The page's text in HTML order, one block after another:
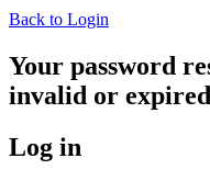
Back to Login
Your password
invalid or
Log in